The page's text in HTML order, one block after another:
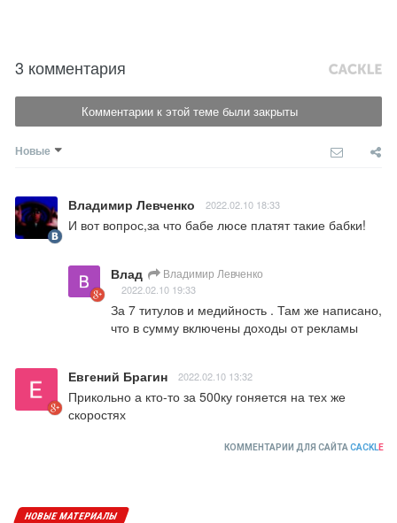
3 комментария
Комментарии к этой теме были закрыты
Новые
Владимир Левченко 2022.02.10 18:33
И вот вопрос,за что бабе люсе платят такие бабки!
Влад Владимир Левченко
2022.02.10 19:33
За 7 титулов и медийность . Там же написано,
что в сумму включены доходы от рекламы
Евгений Брагин 2022.02.10 13:32
Прикольно а кто-то за 500ку гоняется на тех же
скоростях
КОММЕНТАРИИ ДЛЯ САЙТА CACKLE
НОВЫЕ МАТЕРИАЛЫ